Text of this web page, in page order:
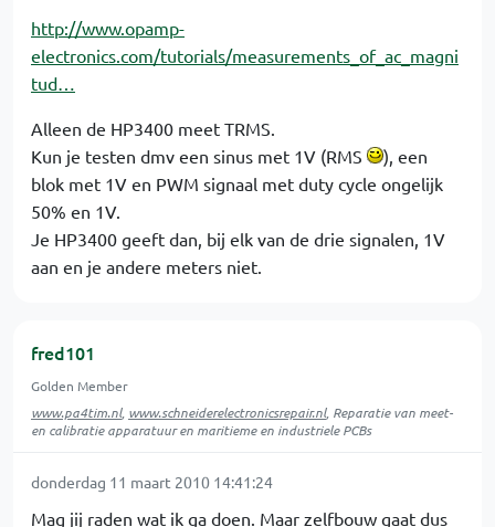
http://www.opamp-
electronics.com/tutorials/measurements_of_ac_magni
tud…
Alleen de HP3400 meet TRMS.
Kun je testen dmv een sinus met 1V (RMS
), een
blok met 1V en PWM signaal met duty cycle ongelijk
50% en 1V.
Je HP3400 geeft dan, bij elk van de drie signalen, 1V
aan en je andere meters niet.
fred101
Golden Member
www.pa4tim.nl, www.schneiderelectronicsrepair.nl, Reparatie van meet-
en calibratie apparatuur en maritieme en industriele PCBs
donderdag 11 maart 2010 14:41:24
Mag jij raden wat ik ga doen. Maar zelfbouw gaat dus